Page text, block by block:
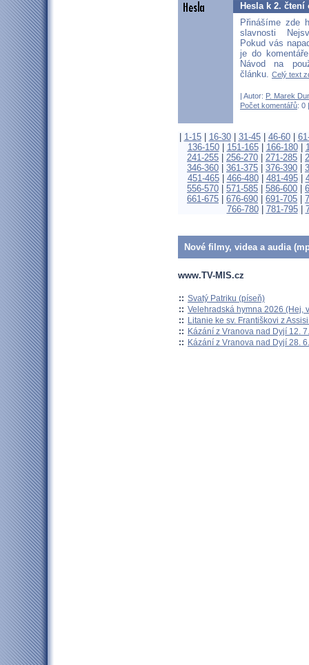
Hesla k 2.
Přinášíme zde
slavnosti
Pokud vás
je do
Návod na
článku.
Celý text
| Autor: P. Marek
Počet komentářů: 0
1-15| 16-30| 31-45| 46-60|
136-150| 151-165| 166-180|
241-255
256-270 271-285
346-360
361-375 376-390
451-465| 466-480| 481-495|
556-570
571-585 586-600
661-675
676-690 691-705
766-780| 781-795|
Nové filmy, videa a audia
www.TV-MIS.cz
:: Svatý Patriku (píseň)
:: Velehradská hymna 2026 (Hej,
:: Litanie ke sv. Františkovi z
:: Kázání z Vranova nad Dyjí 12.
:: Kázání z Vranova nad Dyjí 28.